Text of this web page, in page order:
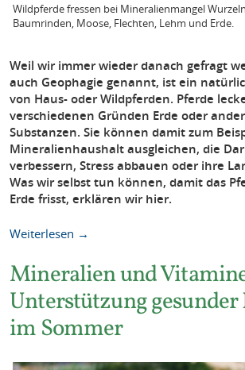
Wildpferde fressen bei Mineralienmangel
Baumrinden, Moose, Flechten, Lehm und Erde.
Weil wir immer wieder danach gefragt
auch Geophagie genannt, ist ein
von Haus- oder Wildpferden. Pferde
verschiedenen Gründen Erde oder
Substanzen. Sie können damit zum
Mineralienhaushalt ausgleichen, die
verbessern, Stress abbauen oder ihre
Was wir selbst tun können, damit das
Erde frisst, erklären wir hier.
Weiterlesen →
Mineralien und
Unterstützung gesunder
im Sommer